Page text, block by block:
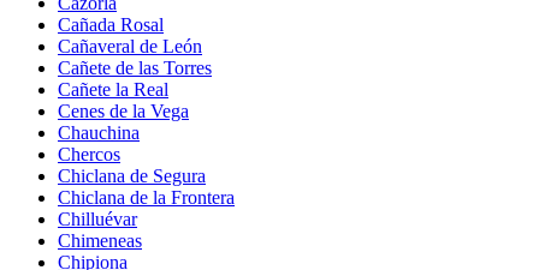
Cañada Rosal
Cañaveral de León
Cañete de las Torres
Cañete la Real
Cenes de la Vega
Chauchina
Chercos
Chiclana de Segura
Chiclana de la Frontera
Chilluévar
Chimeneas
Chipiona